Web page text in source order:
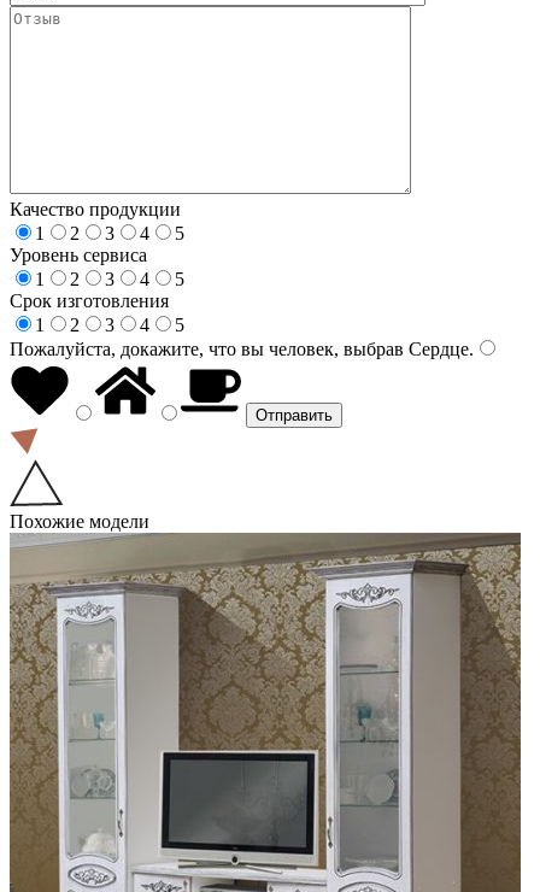
Качество продукции
1
2 3 4
5
Уровень сервиса
1
2 3 4
5
Срок изготовления
1
2 3 4
5
Пожалуйста, докажите, что вы человек, выбрав Сердце.
Похожие модели